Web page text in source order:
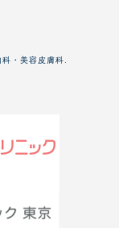
・美容皮膚科.